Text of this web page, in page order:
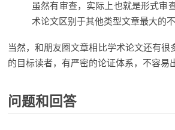
虽然有审查，实际上也就是形式审
术论文区别于其他类型文章最大的不
当然，和朋友圈文章相比学术论文还有
的目标读者，有严密的论证体系，不容易
问题和回答